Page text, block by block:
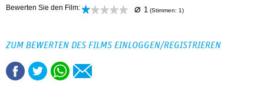
Bewerten Sie den Film: ⌀ 1 (Stimmen: 1)
ZUM BEWERTEN DES FILMS EINLOGGEN/REGISTRIEREN